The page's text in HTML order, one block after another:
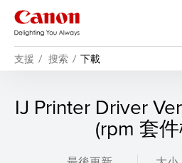
支援 搜索 下載
IJ Printer Driver
(rpm 套